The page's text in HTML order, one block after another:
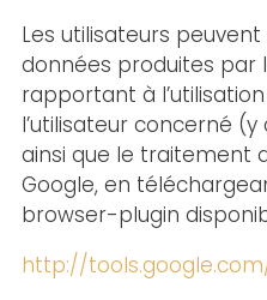
Les utilisateurs
données produites par
rapportant à
l’utilisateur concerné (y
ainsi que le traitement
Google, en
browser-plugin
http://